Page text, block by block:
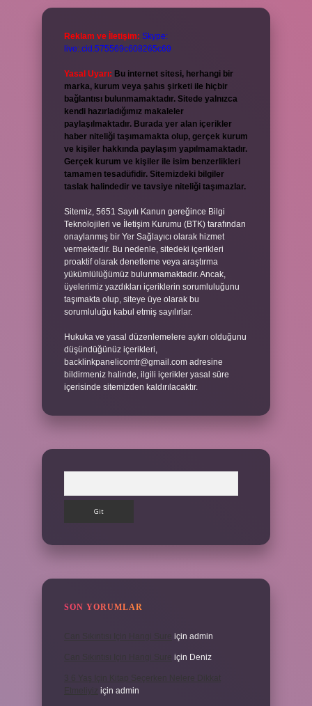
Reklam ve İletişim: Skype:
live:.cid.575569c608265c69
Yasal Uyarı: Bu internet sitesi, herhangi bir
marka, kurum veya şahıs şirketi ile hiçbir
bağlantısı bulunmamaktadır. Sitede yalnızca
kendi hazırladığımız makaleler
paylaşılmaktadır. Burada yer alan içerikler
haber niteliği taşımamakta olup, gerçek kurum
ve kişiler hakkında paylaşım yapılmamaktadır.
Gerçek kurum ve kişiler ile isim benzerlikleri
tamamen tesadüfidir. Sitemizdeki bilgiler
taslak halindedir ve tavsiye niteliği taşımazlar.
Sitemiz, 5651 Sayılı Kanun gereğince Bilgi
Teknolojileri ve İletişim Kurumu (BTK) tarafından
onaylanmış bir Yer Sağlayıcı olarak hizmet
vermektedir. Bu nedenle, sitedeki içerikleri
proaktif olarak denetleme veya araştırma
yükümlülüğümüz bulunmamaktadır. Ancak,
üyelerimiz yazdıkları içeriklerin sorumluluğunu
taşımakta olup, siteye üye olarak bu
sorumluluğu kabul etmiş sayılırlar.
Hukuka ve yasal düzenlemelere aykırı olduğunu
düşündüğünüz içerikleri,
backlinkpanelicomtr@gmail.com adresine
bildirmeniz halinde, ilgili içerikler yasal süre
içerisinde sitemizden kaldırılacaktır.
SON YORUMLAR
için admin
için Deniz
için admin